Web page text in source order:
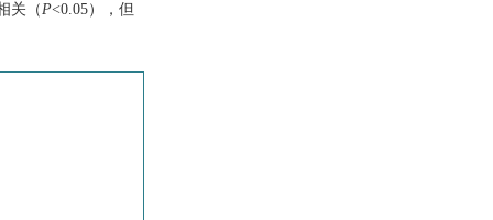
关（P<0.05），但